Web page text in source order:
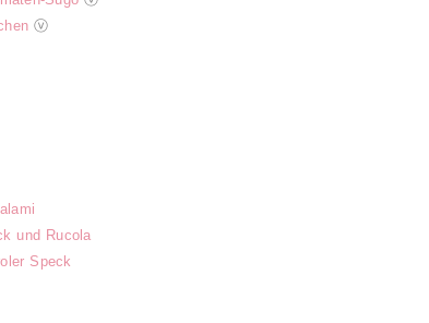
ⓥ
und Rucola
Speck